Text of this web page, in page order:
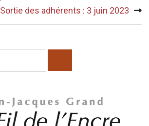
Sortie des adhérents : 3 juin 2023